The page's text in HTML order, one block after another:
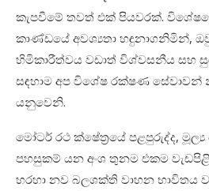
කැපවීමේ තවත් එක් පියවරක්.
කාණ්ඩයේ අවශ්‍යතා හඳුනාගනිමින්,
හිමිකාරීත්වය වඩාත් විශ්වසනීය සහ
සඳහාම අප විශේෂ රක්ෂණ
යනුවෙනි.
මෝටර් රථ ක්ෂේත්‍රයේ පළපුරුද්ද,
පහසුකම් යන අංශ තුනම එකම
හරහා නව බලශක්ති වාහන භාවිතය